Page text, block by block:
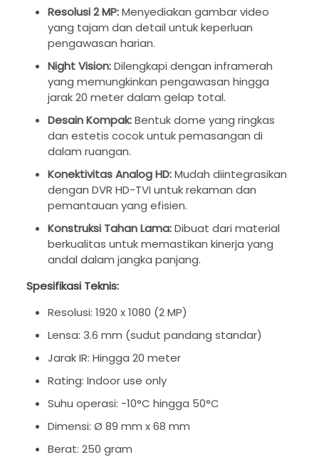
Resolusi 2 MP:Menyediakan gambar video
yang tajam dan detail untuk keperluan
pengawasan harian.
Night Vision:Dilengkapi dengan inframerah
yang memungkinkan pengawasan hingga
jarak 20 meter dalam gelap total.
Desain Kompak:Bentuk dome yang ringkas
dan estetis cocok untuk pemasangan di
dalam ruangan.
Konektivitas Analog HD:Mudah diintegrasikan
dengan DVR HD-TVI untuk rekaman dan
pemantauan yang efisien.
Konstruksi Tahan Lama:Dibuat dari material
berkualitas untuk memastikan kinerja yang
andal dalam jangka panjang.
Spesifikasi Teknis:
Resolusi: 1920 x 1080 (2 MP)
Lensa: 3.6 mm (sudut pandang standar)
Jarak IR: Hingga 20 meter
Rating: Indoor use only
Suhu operasi: -10°C hingga 50°C
Dimensi: Ø 89 mm x 68 mm
Berat: 250 gram